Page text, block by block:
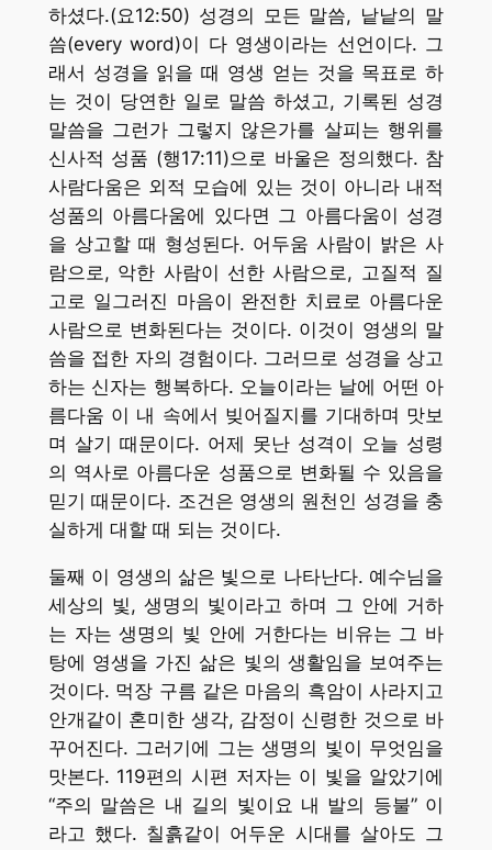
하셨다.(요12:50) 성경의 모든 말씀, 낱낱의 말
씀(every word)이 다 영생이라는 선언이다. 그
래서 성경을 읽을 때 영생 얻는 것을 목표로 하
는 것이 당연한 일로 말씀 하셨고, 기록된 성경
말씀을 그런가 그렇지 않은가를 살피는 행위를
신사적 성품 (행17:11)으로 바울은 정의했다. 참
사람다움은 외적 모습에 있는 것이 아니라 내적
성품의 아름다움에 있다면 그 아름다움이 성경
을 상고할 때 형성된다. 어두움 사람이 밝은 사
람으로, 악한 사람이 선한 사람으로, 고질적 질
고로 일그러진 마음이 완전한 치료로 아름다운
사람으로 변화된다는 것이다. 이것이 영생의 말
씀을 접한 자의 경험이다. 그러므로 성경을 상고
하는 신자는 행복하다. 오늘이라는 날에 어떤 아
름다움 이 내 속에서 빚어질지를 기대하며 맛보
며 살기 때문이다. 어제 못난 성격이 오늘 성령
의 역사로 아름다운 성품으로 변화될 수 있음을
믿기 때문이다. 조건은 영생의 원천인 성경을 충
실하게 대할 때 되는 것이다.
둘째 이 영생의 삶은 빛으로 나타난다. 예수님을
세상의 빛, 생명의 빛이라고 하며 그 안에 거하
는 자는 생명의 빛 안에 거한다는 비유는 그 바
탕에 영생을 가진 삶은 빛의 생활임을 보여주는
것이다. 먹장 구름 같은 마음의 흑암이 사라지고
안개같이 혼미한 생각, 감정이 신령한 것으로 바
꾸어진다. 그러기에 그는 생명의 빛이 무엇임을
맛본다. 119편의 시편 저자는 이 빛을 알았기에
“주의 말씀은 내 길의 빛이요 내 발의 등불” 이
라고 했다. 칠흙같이 어두운 시대를 살아도 그